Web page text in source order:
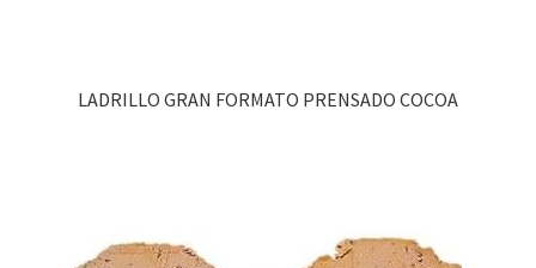
LADRILLO GRAN FORMATO PRENSADO COCOA